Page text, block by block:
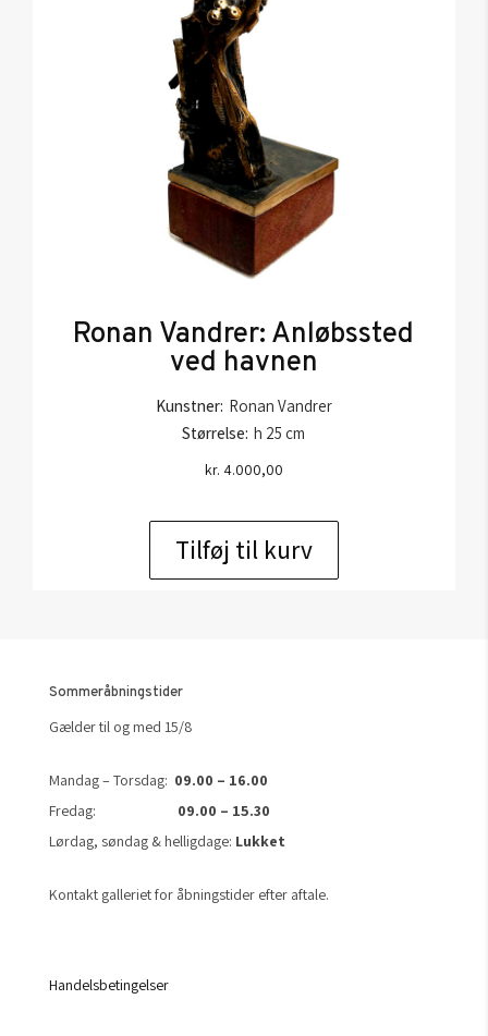
Ronan Vandrer: Anløbssted
ved havnen
Kunstner: Ronan Vandrer
Størrelse: h 25 cm
kr. 4.000,00
Tilføj til kurv
Sommeråbningstider
Gælder til og med 15/8
Mandag – Torsdag: 09.00 – 16.00
Fredag: 09.00 – 15.30
Lørdag, søndag & helligdage: Lukket
Kontakt galleriet for åbningstider efter aftale.
Handelsbetingelser